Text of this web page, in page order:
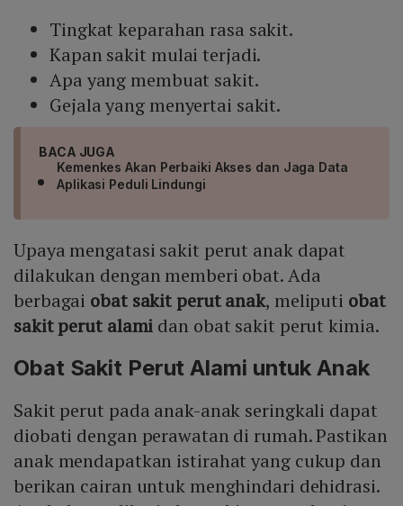
Tingkat keparahan rasa sakit.
Kapan sakit mulai terjadi.
Apa yang membuat sakit.
Gejala yang menyertai sakit.
BACA JUGA
Kemenkes Akan Perbaiki Akses dan Jaga Data
Aplikasi Peduli Lindungi
Upaya mengatasi sakit perut anak dapat
dilakukan dengan memberi obat. Ada
berbagai obat sakit perut anak, meliputi obat
sakit perut alami dan obat sakit perut kimia.
Obat Sakit Perut Alami untuk Anak
Sakit perut pada anak-anak seringkali dapat
diobati dengan perawatan di rumah. Pastikan
anak mendapatkan istirahat yang cukup dan
berikan cairan untuk menghindari dehidrasi.